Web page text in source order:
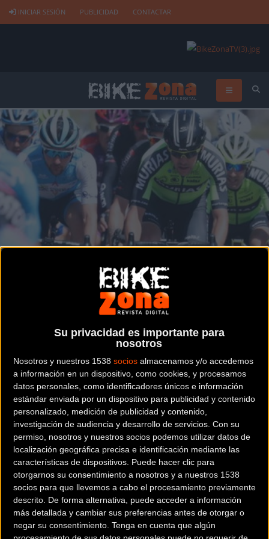
Su privacidad es importante para
nosotros
Nosotros y nuestros 1538 socios almacenamos y/o accedemos
a información en un dispositivo, como cookies, y procesamos
datos personales, como identificadores únicos e información
estándar enviada por un dispositivo para publicidad y contenido
personalizado, medición de publicidad y contenido,
investigación de audiencia y desarrollo de servicios. Con su
permiso, nosotros y nuestros socios podemos utilizar datos de
localización geográfica precisa e identificación mediante las
características de dispositivos. Puede hacer clic para
otorgarnos su consentimiento a nosotros y a nuestros 1538
socios para que llevemos a cabo el procesamiento previamente
descrito. De forma alternativa, puede acceder a información
más detallada y cambiar sus preferencias antes de otorgar o
negar su consentimiento. Tenga en cuenta que algún
INICIAR SESIÓN PUBLICIDAD CONTACTAR
Este fin de semana
El Euskadi-Murias se enfrenta a una doble
ración de Copa de Francia
Noticia deciclismopublicada elviernes, 31 de mayo de
2019a las 09:43hen la sección deCarretera
ElEuskadi-Muriascompite este fin de semana en dos
clásicas de la Copa de Francia, Grand Prix de Plumelec-
Morbihan y Boucles de l Aulne - Chateaulin, el sábado y el
domingo, respectivamente.